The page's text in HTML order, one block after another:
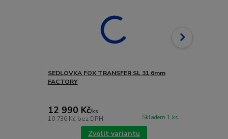
SEDLOVKA FOX TRANSFER SL 31.6mm
FACTORY
12 990 Kč/ks
10 736 Kč bez DPH Skladem 1 ks
Zvolit variantu